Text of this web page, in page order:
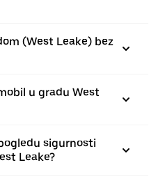
(West Leake) bez
u gradu West
sigurnosti
Leake?